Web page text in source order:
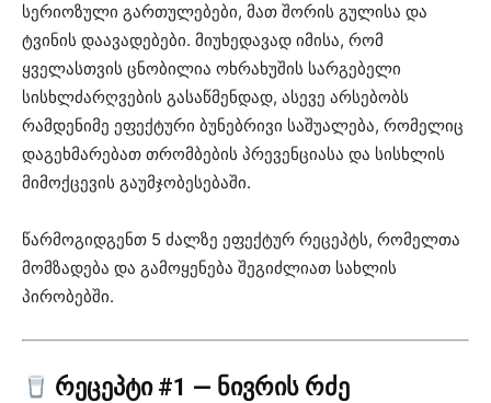
სერიოზული გართულებები, მათ შორის გულისა და
ტვინის დაავადებები. მიუხედავად იმისა, რომ
ყველასთვის ცნობილია ოხრახუშის სარგებელი
სისხლძარღვების გასაწმენდად, ასევე არსებობს
რამდენიმე ეფექტური ბუნებრივი საშუალება, რომელიც
დაგეხმარებათ თრომბების პრევენციასა და სისხლის
მიმოქცევის გაუმჯობესებაში.
წარმოგიდგენთ 5 ძალზე ეფექტურ რეცეპტს, რომელთა
მომზადება და გამოყენება შეგიძლიათ სახლის
პირობებში.
რეცეპტი #1 — ნივრის რძე